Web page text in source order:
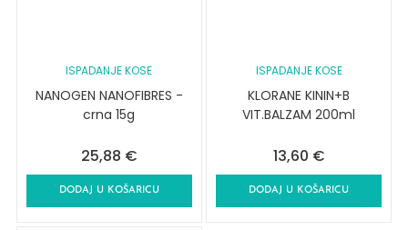
ISPADANJE KOSE
NANOGEN NANOFIBRES -
crna 15g
25,88 €
DODAJ U KOŠARICU
ISPADANJE KOSE
KLORANE KININ+B
VIT.BALZAM 200ml
13,60 €
DODAJ U KOŠARICU